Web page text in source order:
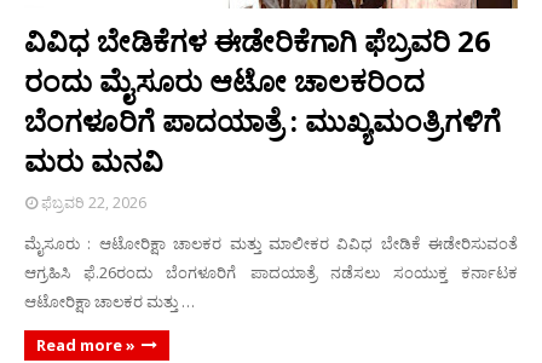
ವಿವಿಧ ಬೇಡಿಕೆಗಳ ಈಡೇರಿಕೆಗಾಗಿ ಫೆಬ್ರವರಿ 26
ರಂದು ಮೈಸೂರು ಆಟೋ ಚಾಲಕರಿಂದ
ಬೆಂಗಳೂರಿಗೆ ಪಾದಯಾತ್ರೆ : ಮುಖ್ಯಮಂತ್ರಿಗಳಿಗೆ
ಮರು ಮನವಿ
ಫೆಬ್ರವರಿ 22, 2026
ಮೈಸೂರು : ಆಟೋರಿಕ್ಷಾ ಚಾಲಕರ ಮತ್ತು ಮಾಲೀಕರ ವಿವಿಧ ಬೇಡಿಕೆ ಈಡೇರಿಸುವಂತೆ
ಆಗ್ರಹಿಸಿ ಫೆ.26ರಂದು ಬೆಂಗಳೂರಿಗೆ ಪಾದಯಾತ್ರೆ ನಡೆಸಲು ಸಂಯುಕ್ತ ಕರ್ನಾಟಕ
ಆಟೋರಿಕ್ಷಾ ಚಾಲಕರ ಮತ್ತು …
Read more »